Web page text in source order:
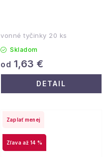
vonné tyčinky 20 ks
Skladom
od 1,63 €
DETAIL
až 14 %
Zaplať menej